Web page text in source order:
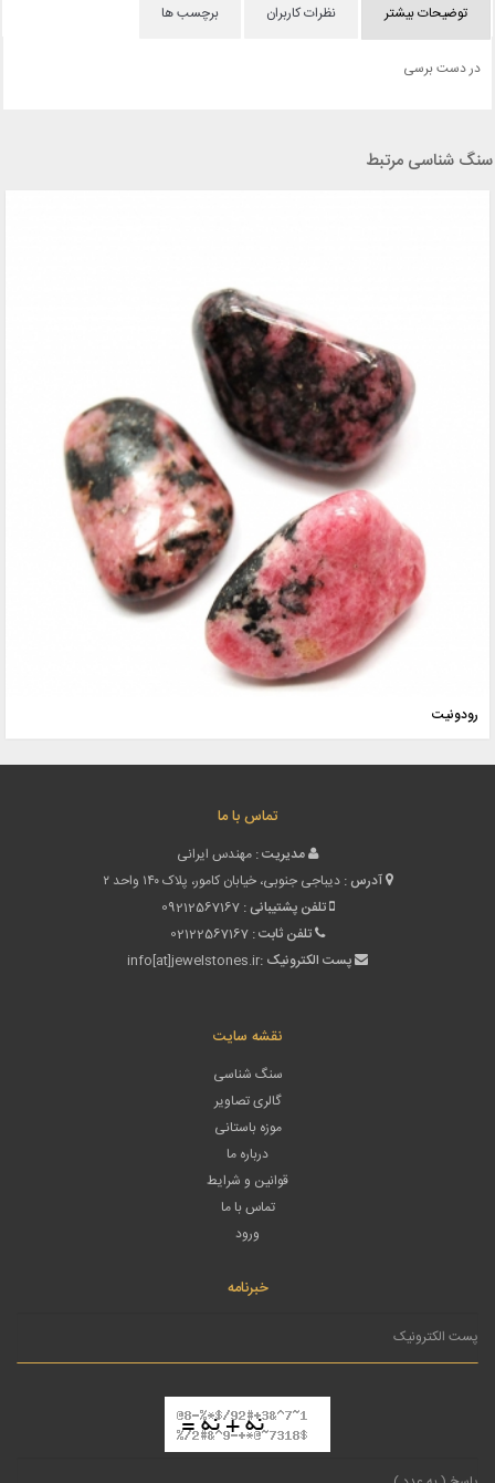
توضیحات بیشتر نظرات کاربران برچسب ها
در دست برسی
سنگ شناسی مرتبط
رودونیت
تماس با ما
مدیریت : مهندس ایرانی
آدرس : دیباجی جنوبی، خیابان کامور، پلاک ۱۴۰ واحد ۲
تلفن پشتیبانی : 09212567167
تلفن ثابت : 02122567167
پست الکترونیک :info[at]jewelstones.ir
نقشه سایت
سنگ شناسی
گالری تصاویر
موزه باستانی
درباره ما
قوانین و شرایط
تماس با ما
ورود
خبرنامه